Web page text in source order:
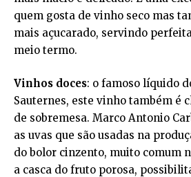
quem gosta de vinho seco mas
mais açucarado, servindo
meio termo.
Vinhos doces: o famoso líquido
Sauternes, este vinho também é
de sobremesa. Marco Antonio
as uvas que são usadas na
do bolor cinzento, muito comum
a casca do fruto porosa,